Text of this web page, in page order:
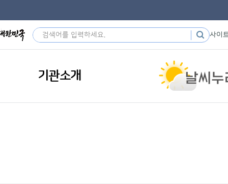
사이
기관소개